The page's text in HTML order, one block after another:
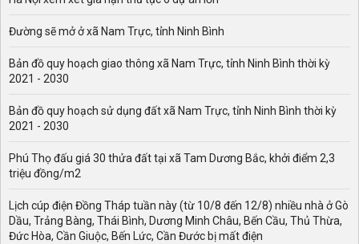
Đường sẽ mở ở xã Nam Trực, tỉnh Ninh Bình
Bản đồ quy hoạch giao thông xã Nam Trực, tỉnh Ninh Bình thời kỳ
2021 - 2030
Bản đồ quy hoạch sử dụng đất xã Nam Trực, tỉnh Ninh Bình thời kỳ
2021 - 2030
Phú Thọ đấu giá 30 thửa đất tại xã Tam Dương Bắc, khởi điểm 2,3
triệu đồng/m2
Lịch cúp điện Đồng Tháp tuần này (từ 10/8 đến 12/8) nhiều nhà ở Gò
Dầu, Trảng Bàng, Thái Bình, Dương Minh Châu, Bến Cầu, Thủ Thừa,
Đức Hòa, Cần Giuộc, Bến Lức, Cần Đước bị mất điện